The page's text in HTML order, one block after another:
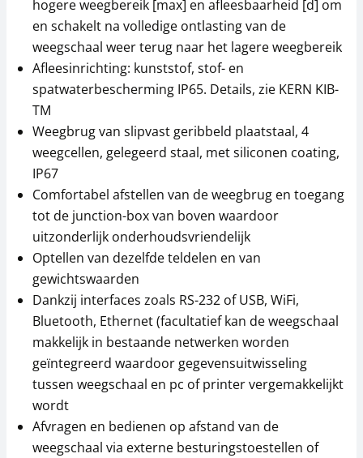
Interne accu KERN
KFB-A01
36,00 €
43,56 € incl. btw.
Oprijplaat KERN BIC-
A01
462,83 € incl. btw.
Inbouwframe KERN
BIC-A04
315,00 €
381,15 € incl. btw.
Voetplatenpaar KERN
BIC-A07
43,20 €
52,27 € incl. btw.
hogere weegbereik [max] en afleesbaarheid [d] om
en schakelt na volledige ontlasting van de
weegschaal weer terug naar het lagere weegbereik
Afleesinrichting: kunststof, stof- en
spatwaterbescherming IP65. Details, zie KERN KIB-
TM
Weegbrug van slipvast geribbeld plaatstaal, 4
weegcellen, gelegeerd staal, met siliconen coating,
IP67
Comfortabel afstellen van de weegbrug en toegang
tot de junction-box van boven waardoor
uitzonderlijk onderhoudsvriendelijk
Optellen van dezelfde teldelen en van
gewichtswaarden
Dankzij interfaces zoals RS-232 of USB, WiFi,
Bluetooth, Ethernet (facultatief kan de weegschaal
makkelijk in bestaande netwerken worden
geïntegreerd waardoor gegevensuitwisseling
tussen weegschaal en pc of printer vergemakkelijkt
wordt
Afvragen en bedienen op afstand van de
weegschaal via externe besturingstoestellen of